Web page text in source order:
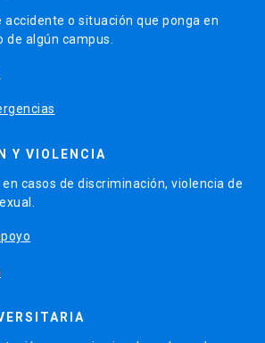
accidente o situación que ponga en
de algún campus.
Y VIOLENCIA
casos de discriminación, violencia de